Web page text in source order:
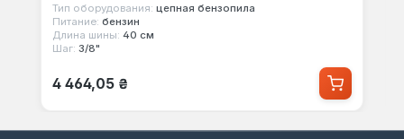
Тип оборудования: цепная бензопила
Питание: бензин
Длина шины: 40 см
Шаг: 3/8"
Обычная цена:
4 464,05 ₴